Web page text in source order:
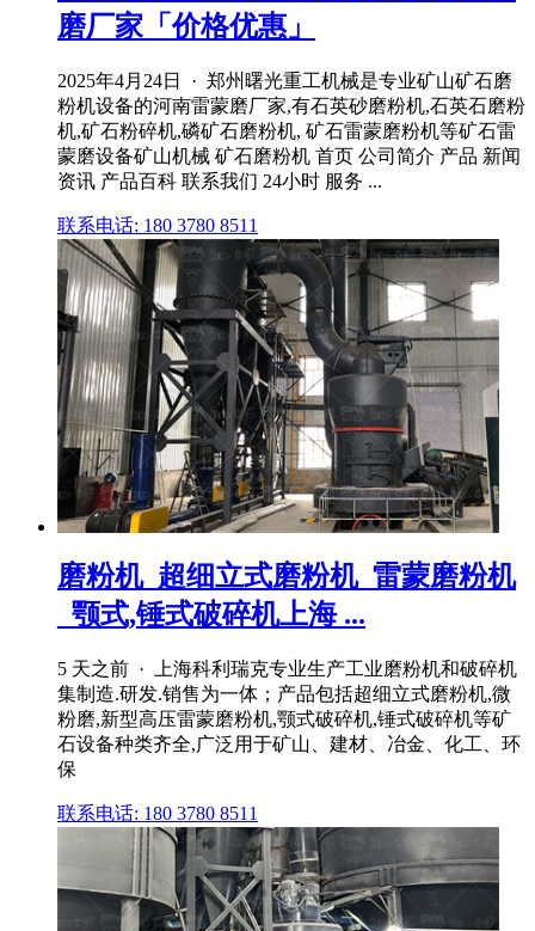
磨厂家「价格优惠」
2025年4月24日 · 郑州曙光重工机械是专业矿山矿石磨
粉机设备的河南雷蒙磨厂家,有石英砂磨粉机,石英石磨粉
机,矿石粉碎机,磷矿石磨粉机, 矿石雷蒙磨粉机等矿石雷
蒙磨设备矿山机械 矿石磨粉机 首页 公司简介 产品 新闻
资讯 产品百科 联系我们 24小时 服务 ...
联系电话: 180 3780 8511
磨粉机_超细立式磨粉机_雷蒙磨粉机
_颚式,锤式破碎机上海 ...
5 天之前 · 上海科利瑞克专业生产工业磨粉机和破碎机
集制造.研发.销售为一体；产品包括超细立式磨粉机,微
粉磨,新型高压雷蒙磨粉机,颚式破碎机,锤式破碎机等矿
石设备种类齐全,广泛用于矿山、建材、冶金、化工、环
保
联系电话: 180 3780 8511